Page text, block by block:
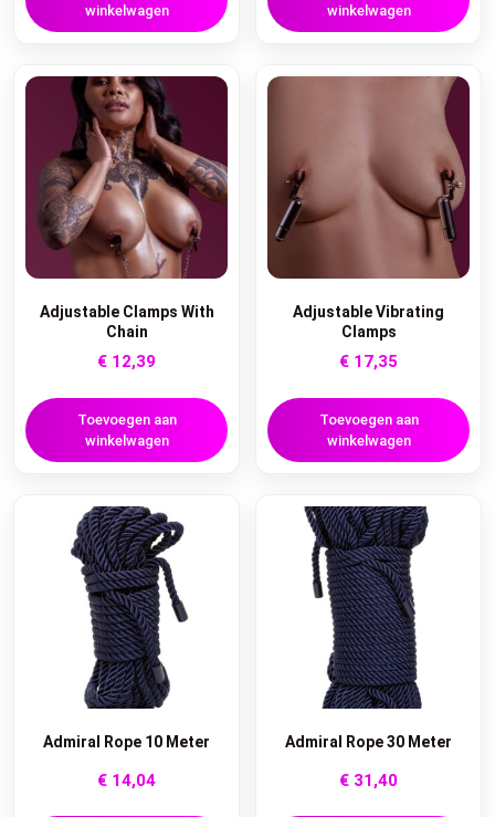
winkelwagen
winkelwagen
Adjustable Clamps With
Chain
€ 12,39
Toevoegen aan
winkelwagen
Adjustable Vibrating
Clamps
€ 17,35
Toevoegen aan
winkelwagen
Admiral Rope 10 Meter
€ 14,04
Admiral Rope 30 Meter
€ 31,40